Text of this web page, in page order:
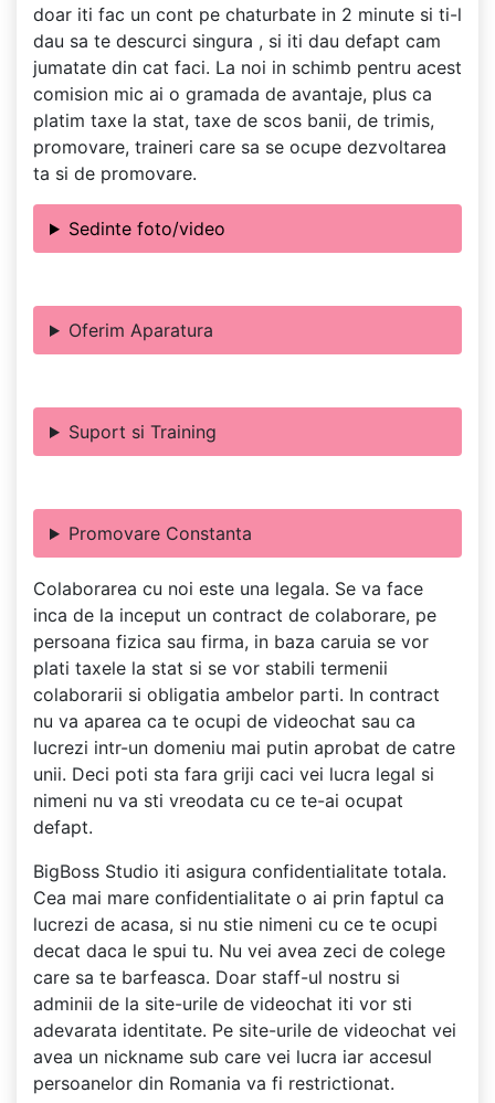
doar iti fac un cont pe chaturbate in 2 minute si ti-l
dau sa te descurci singura , si iti dau defapt cam
jumatate din cat faci. La noi in schimb pentru acest
comision mic ai o gramada de avantaje, plus ca
platim taxe la stat, taxe de scos banii, de trimis,
promovare, traineri care sa se ocupe dezvoltarea
ta si de promovare.
Sedinte foto/video
Oferim Aparatura
Suport si Training
Promovare Constanta
Colaborarea cu noi este una legala. Se va face
inca de la inceput un contract de colaborare, pe
persoana fizica sau firma, in baza caruia se vor
plati taxele la stat si se vor stabili termenii
colaborarii si obligatia ambelor parti. In contract
nu va aparea ca te ocupi de videochat sau ca
lucrezi intr-un domeniu mai putin aprobat de catre
unii. Deci poti sta fara griji caci vei lucra legal si
nimeni nu va sti vreodata cu ce te-ai ocupat
defapt.
BigBoss Studio iti asigura confidentialitate totala.
Cea mai mare confidentialitate o ai prin faptul ca
lucrezi de acasa, si nu stie nimeni cu ce te ocupi
decat daca le spui tu. Nu vei avea zeci de colege
care sa te barfeasca. Doar staff-ul nostru si
adminii de la site-urile de videochat iti vor sti
adevarata identitate. Pe site-urile de videochat vei
avea un nickname sub care vei lucra iar accesul
persoanelor din Romania va fi restrictionat.